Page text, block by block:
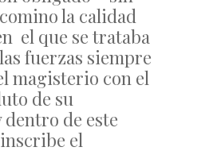
la calidad
el que se trataba
fuerzas siempre
magisterio con el
de su
de este
el